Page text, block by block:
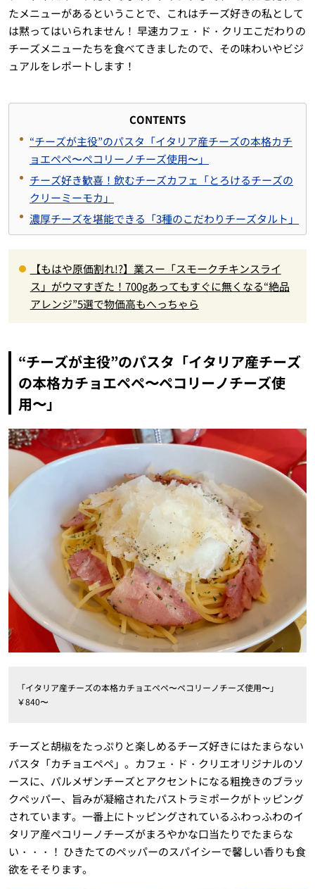
たメニューがあるということで、これはチーズ好きの私として
は黙ってはいられません！ 早速カフェ・ド・クリエこだわりの
チーズメニューたちを食べてきましたので、その味わいやビジ
ュアルをレポートします！
CONTENTS
“チーズが主役”のパスタ「イタリア産チーズの本格カチ
ョエペペ〜ペコリーノチーズ使用〜」
チーズ好き歓喜！飲むチーズカフェ「とろけるチーズの
クリーミーモカ」
濃厚チーズを堪能できる「3種のこだわりチーズタルト」
【もはや原価割れ!?】業スー「スモークチキンスライ
ス」がウマすぎた！700gあってもすぐに無くなる“絶品
アレンジ”5選で物価高もへっちゃら
“チーズが主役”のパスタ「イタリア産チーズ
の本格カチョエペペ〜ペコリーノチーズ使
用〜」
「イタリア産チーズの本格カチョエペペ〜ペコリーノチーズ使用〜」
￥840〜
チーズと胡椒をたっぷりと楽しめるチーズ好きにはたまらない
パスタ「カチョエペペ」。カフェ・ド・クリエオリジナルのソ
ースに、パルメザンチーズとアクセントになる粗挽きのブラッ
クペッパー、旨みが凝縮されたパストラミポークがトッピング
されています。一番上にトッピングされているふわっふわのイ
タリア産ペコリーノチーズがまろやかな口当たりでたまらな
い・・・！ ひきたてのペッパーのスパイシーで馨しい香りも食
欲をそそります。